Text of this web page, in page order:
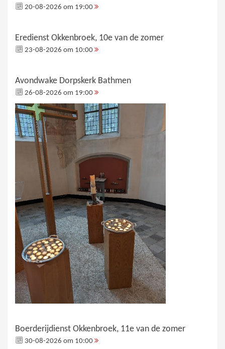
20-08-2026 om 19:00
Eredienst Okkenbroek, 10e van de zomer
23-08-2026 om 10:00
Avondwake Dorpskerk Bathmen
26-08-2026 om 19:00
Boerderijdienst Okkenbroek, 11e van de zomer
30-08-2026 om 10:00